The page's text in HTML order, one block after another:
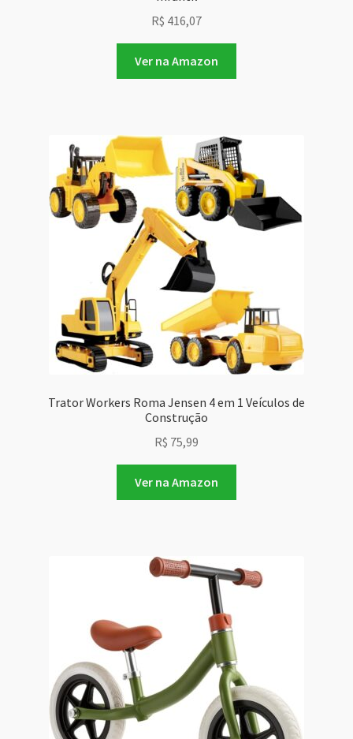
R$ 416,07
Ver na Amazon
Trator Workers Roma Jensen 4 em 1 Veículos de
Construção
R$ 75,99
Ver na Amazon